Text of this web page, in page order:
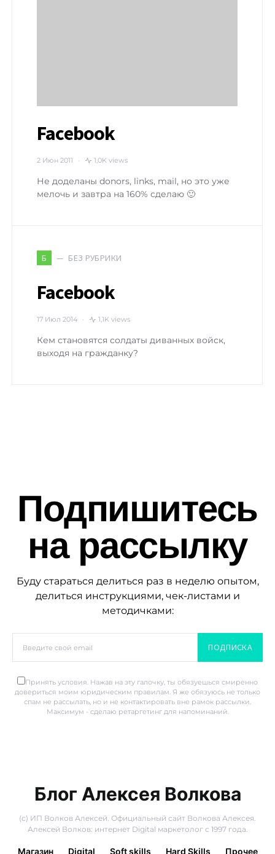
Facebook
2 Июн 2011 1,0K views
Не доделаны donors, links, mail, но это уже
мелочь и завтра на 160% сделаю 🙂
Б БЕЗ РУБРИКИ
Facebook
17 Июл 2014 1,1K views
Кем становятся солдаты диванных войск,
выходя на гражданку?
Подпишитесь
на рассылку
Буду стараться делиться раз в неделю опытом,
делиться инструкциями, чек-листами и
методичками:
ПОДПИСКА
Принять условия. Нажав на эту галочку, ты обязуешься смиренно
довериться моим юридическим правилам. Я же обязуюсь не только
спам не рассылать, но и не контактировать вне рамок рассылки.
Максимум - сделаю ретаргетинг для напоминаний.
Блог Алексея Волкова
(с) ИП Волков Алексей. Официальный сайт Волкова Алексея.
Алексей Волков: интернет Digital маркетолог с 1997 года.
Магазин Digital Soft skills Hard Skills Прочее